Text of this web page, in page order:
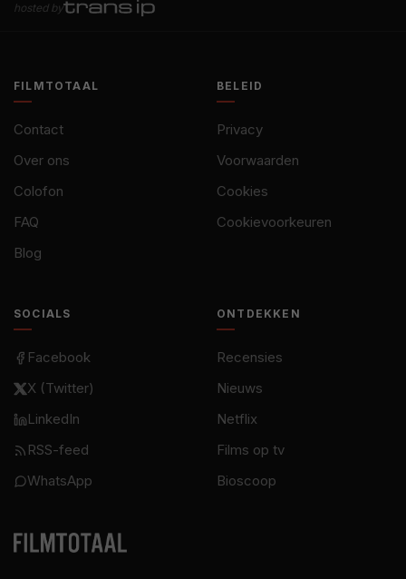
hosted by
FILMTOTAAL
Contact
Over ons
Colofon
FAQ
Blog
BELEID
Privacy
Voorwaarden
Cookies
Cookievoorkeuren
SOCIALS
Facebook
X (Twitter)
LinkedIn
RSS-feed
WhatsApp
ONTDEKKEN
Recensies
Nieuws
Netflix
Films op tv
Bioscoop